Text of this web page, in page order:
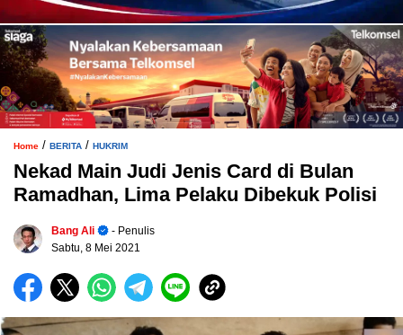
Home / BERITA / HUKRIM
Nekad Main Judi Jenis Card di Bulan
Ramadhan, Lima Pelaku Dibekuk Polisi
Bang Ali
- Penulis
Sabtu, 8 Mei 2021